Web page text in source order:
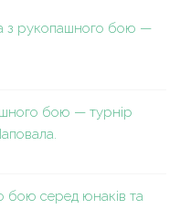
з рукопашного бою —
бою — турнір
бою серед юнаків та